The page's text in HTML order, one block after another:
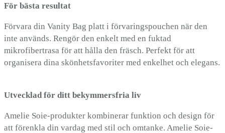
För bästa resultat
Förvara din Vanity Bag platt i förvaringspouchen när den
inte används. Rengör den enkelt med en fuktad
mikrofibertrasa för att hålla den fräsch. Perfekt för att
organisera dina skönhetsfavoriter med enkelhet och elegans.
Utvecklad för ditt bekymmersfria liv
Amelie Soie-produkter kombinerar funktion och design för
att förenkla din vardag med stil och omtanke. Amelie Soie-